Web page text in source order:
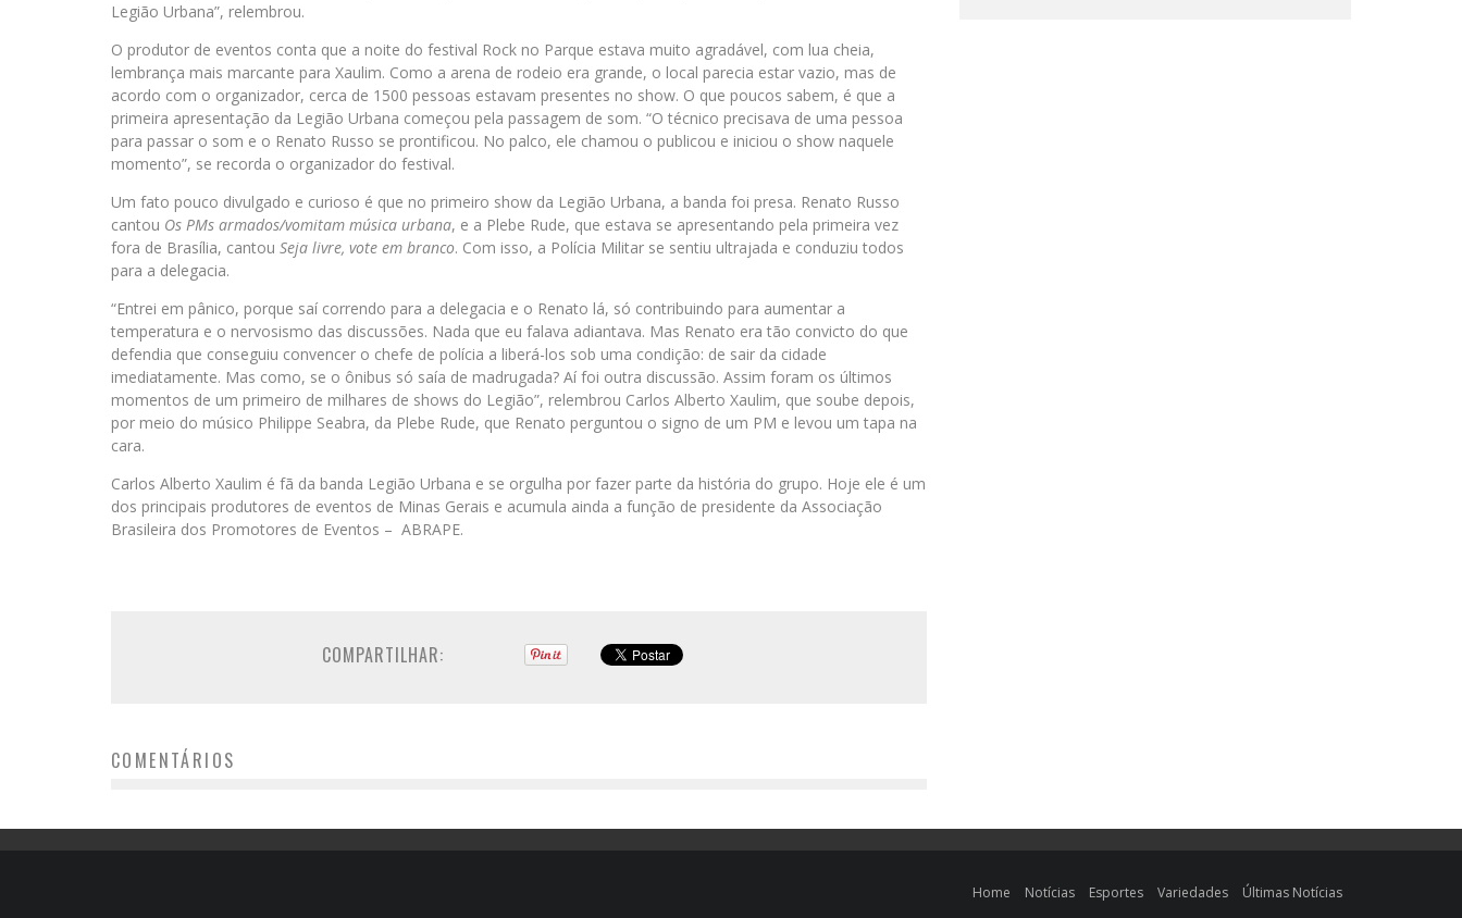
Legião Urbana”, relembrou.
O produtor de eventos conta que a noite do festival Rock no Parque estava muito agradável, com lua cheia,
lembrança mais marcante para Xaulim. Como a arena de rodeio era grande, o local parecia estar vazio, mas de
acordo com o organizador, cerca de 1500 pessoas estavam presentes no show. O que poucos sabem, é que a
primeira apresentação da Legião Urbana começou pela passagem de som. “O técnico precisava de uma pessoa
para passar o som e o Renato Russo se prontificou. No palco, ele chamou o publicou e iniciou o show naquele
momento”, se recorda o organizador do festival.
Um fato pouco divulgado e curioso é que no primeiro show da Legião Urbana, a banda foi presa. Renato Russo
cantou Os PMs armados/vomitam música urbana, e a Plebe Rude, que estava se apresentando pela primeira vez
fora de Brasília, cantou Seja livre, vote em branco. Com isso, a Polícia Militar se sentiu ultrajada e conduziu todos
para a delegacia.
“Entrei em pânico, porque saí correndo para a delegacia e o Renato lá, só contribuindo para aumentar a
temperatura e o nervosismo das discussões. Nada que eu falava adiantava. Mas Renato era tão convicto do que
defendia que conseguiu convencer o chefe de polícia a liberá-los sob uma condição: de sair da cidade
imediatamente. Mas como, se o ônibus só saía de madrugada? Aí foi outra discussão. Assim foram os últimos
momentos de um primeiro de milhares de shows do Legião”, relembrou Carlos Alberto Xaulim, que soube depois,
por meio do músico Philippe Seabra, da Plebe Rude, que Renato perguntou o signo de um PM e levou um tapa na
cara.
Carlos Alberto Xaulim é fã da banda Legião Urbana e se orgulha por fazer parte da história do grupo. Hoje ele é um
dos principais produtores de eventos de Minas Gerais e acumula ainda a função de presidente da Associação
Brasileira dos Promotores de Eventos – ABRAPE.
COMPARTILHAR:
COMENTÁRIOS
Home Notícias Esportes Variedades Últimas Notícias